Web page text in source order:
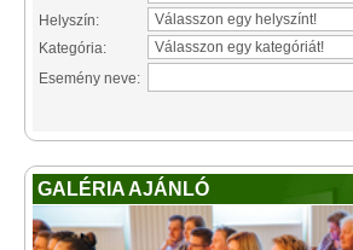
Helyszín:
Kategória:
Esemény neve:
GALÉRIA AJÁNLÓ